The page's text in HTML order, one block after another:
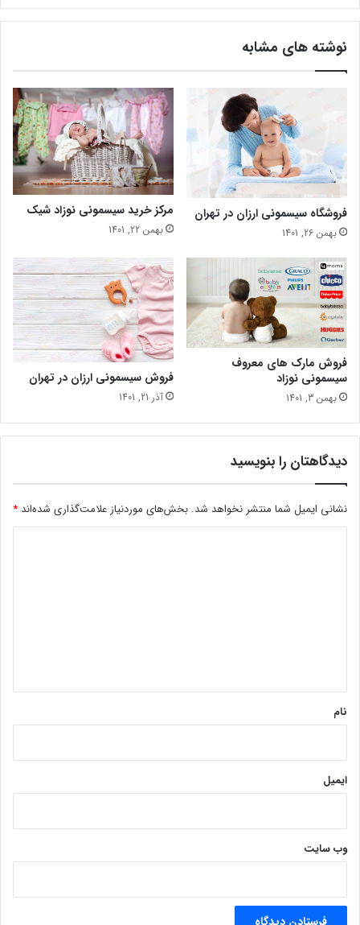
نوشته های مشابه
فروشگاه سیسمونی ارزان در تهران
بهمن 26, 1401
مرکز خرید سیسمونی نوزاد شیک
بهمن 22, 1401
فروش مارک های معروف
سیسمونی نوزاد
بهمن 3, 1401
فروش سیسمونی ارزان در تهران
آذر 21, 1401
دیدگاهتان را بنویسید
نشانی ایمیل شما منتشر نخواهد شد. بخش‌های موردنیاز علامت‌گذاری شده‌اند *
نام
ایمیل
وب‌ سایت